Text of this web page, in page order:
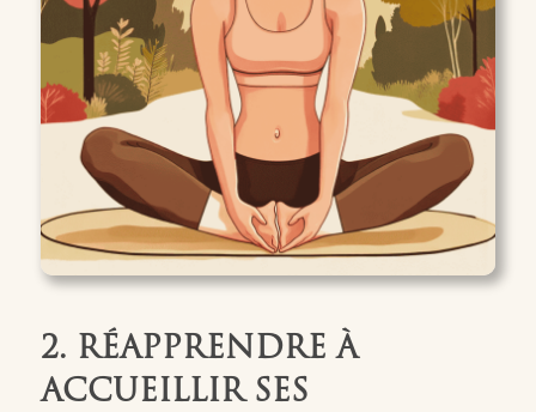
2. RÉAPPRENDRE À
ACCUEILLIR SES